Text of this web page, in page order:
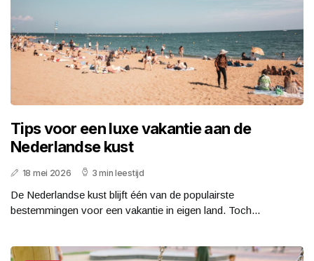
Tips voor een luxe vakantie aan de
Nederlandse kust
18 mei 2026 3 min leestijd
De Nederlandse kust blijft één van de populairste
bestemmingen voor een vakantie in eigen land. Toch...